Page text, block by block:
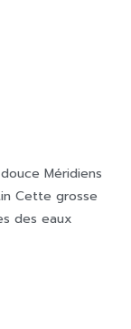
Méridiens
Cette grosse
des eaux